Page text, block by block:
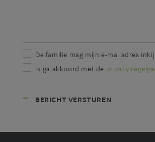
De familie mag mijn e-mailadres
Ik ga akkoord met de privacy
BERICHT VERSTUREN